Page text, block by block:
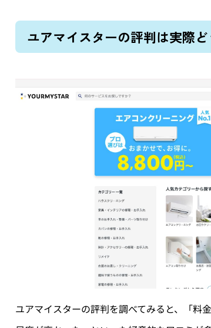
ユアマイスターの評判は実際
ユアマイスターの評判を調べてみると、「料